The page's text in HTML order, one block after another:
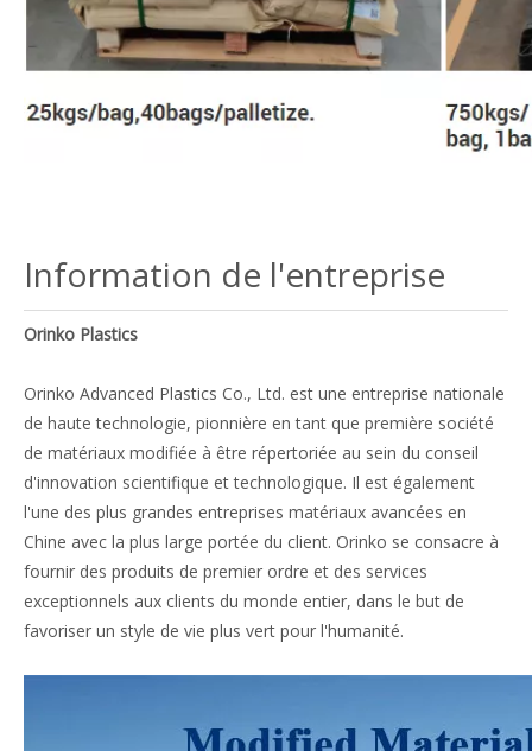
Information de l'entreprise
Orinko Plastics
Orinko Advanced Plastics Co., Ltd. est une entreprise nationale
de haute technologie, pionnière en tant que première société
de matériaux modifiée à être répertoriée au sein du conseil
d'innovation scientifique et technologique. Il est également
l'une des plus grandes entreprises matériaux avancées en
Chine avec la plus large portée du client. Orinko se consacre à
fournir des produits de premier ordre et des services
exceptionnels aux clients du monde entier, dans le but de
favoriser un style de vie plus vert pour l'humanité.